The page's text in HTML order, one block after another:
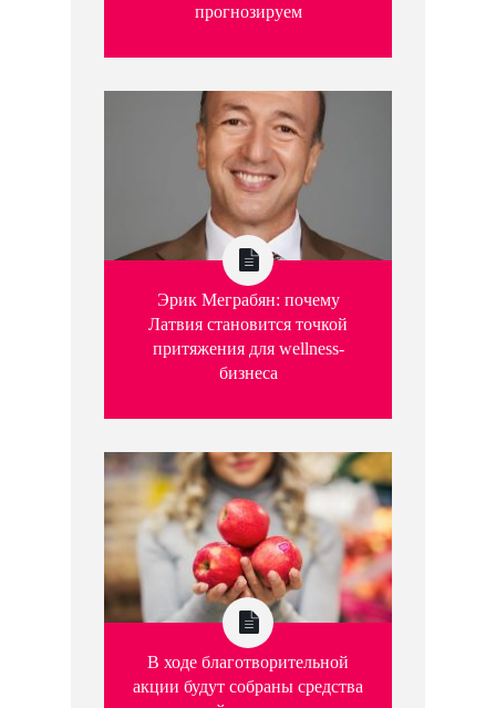
прогнозируем
Эрик Меграбян: почему
Латвия становится точкой
притяжения для wellness-
бизнеса
В ходе благотворительной
акции будут собраны средства